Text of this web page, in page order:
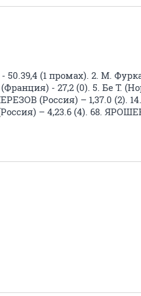
(1 промах). 2. М.
- 27,2 (0). 5. Бе Т.
(Россия) – 1,37.0
– 4,23.6 (4). 68.